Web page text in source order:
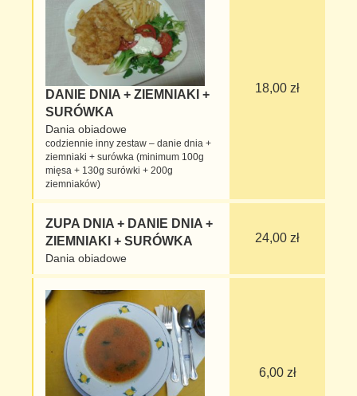
DANIE DNIA + ZIEMNIAKI +
SURÓWKA
Dania obiadowe
codziennie inny zestaw – danie dnia +
ziemniaki + surówka (minimum 100g
mięsa + 130g surówki + 200g
ziemniaków)
18,00 zł
ZUPA DNIA + DANIE DNIA +
ZIEMNIAKI + SURÓWKA
Dania obiadowe
24,00 zł
6,00 zł